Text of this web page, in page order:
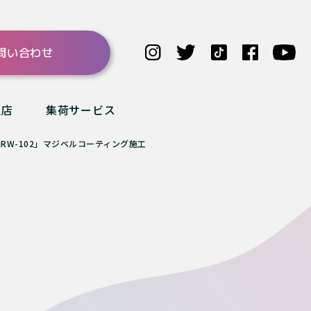
い合わせ
集荷サービス
102」マジベルコーティング施工